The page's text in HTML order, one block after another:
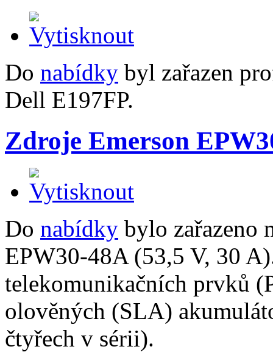
Do nabídky byl zařazen
Dell E197FP.
Zdroje Emerson
Do nabídky bylo zařazeno
EPW30-48A (53,5 V, 30
telekomunikačních prvků
olověných (SLA)
čtyřech v sérii).